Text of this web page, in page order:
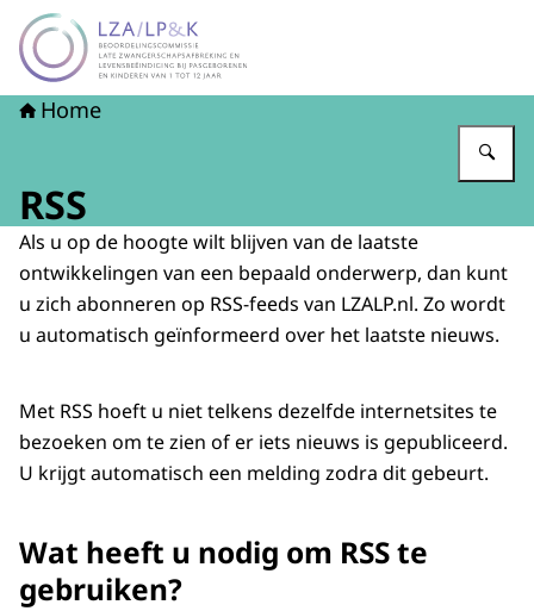
Naar de homepage van LZA-LP&K - Late
Home
RSS
Als u op de hoogte wilt blijven van de laatste
ontwikkelingen van een bepaald onderwerp, dan kunt
u zich abonneren op RSS-feeds van LZALP.nl. Zo wordt
u automatisch geïnformeerd over het laatste nieuws.
Met RSS hoeft u niet telkens dezelfde internetsites te
bezoeken om te zien of er iets nieuws is gepubliceerd.
U krijgt automatisch een melding zodra dit gebeurt.
Wat heeft u nodig om RSS te
gebruiken?